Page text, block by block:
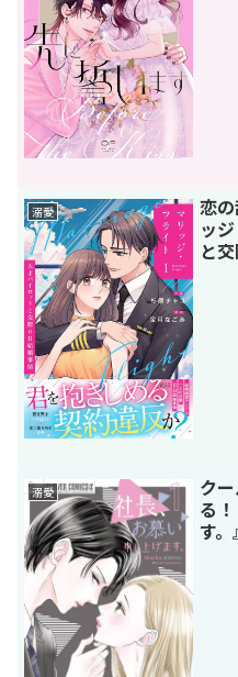
溺愛
恋
ッ
と
溺愛
ク
る
す